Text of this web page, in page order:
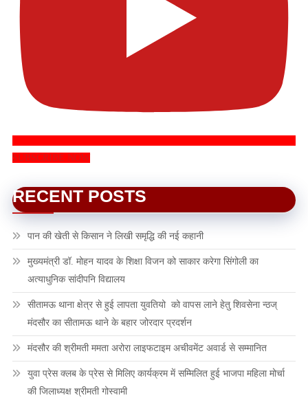
SUBSCRIBE NOW
RECENT POSTS
पान की खेती से किसान ने लिखी समृद्धि की नई कहानी
मुख्यमंत्री डॉ. मोहन यादव के शिक्षा विजन को साकार करेगा सिंगोली का
अत्याधुनिक सांदीपनि विद्यालय
सीतामऊ थाना क्षेत्र से हुई लापता युवतियो को वापस लाने हेतु शिवसेना न्ठज्
मंदसौर का सीतामऊ थाने के बहार जोरदार प्रदर्शन
मंदसौर की श्रीमती ममता अरोरा लाइफटाइम अचीवमेंट अवार्ड से सम्मानित
युवा प्रेस क्लब के प्रेस से मिलिए कार्यक्रम में सम्मिलित हुई भाजपा महिला मोर्चा
की जिलाध्यक्ष श्रीमती गोस्वामी